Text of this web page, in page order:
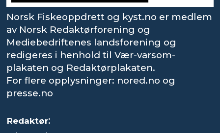
Norsk Fiskeoppdrett og kyst.no er medlem
av Norsk Redaktørforening og
Mediebedriftenes landsforening og
redigeres i henhold til Vær-varsom-
plakaten og Redaktørplakaten.
For flere opplysninger: nored.no og
presse.no
Redaktør: